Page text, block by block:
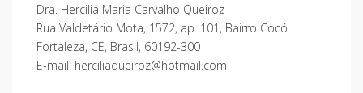
Dra. Hercilia Maria Carvalho Queiroz
Rua Valdetário Mota, 1572, ap. 101, Bairro Cocó
Fortaleza, CE, Brasil, 60192-300
E-mail: herciliaqueiroz@hotmail.com